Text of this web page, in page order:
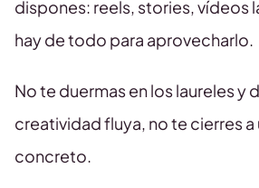
dispones: reels, stories, vídeos
hay de todo para aprovecharlo.
No te duermas en los laureles y
creatividad fluya, no te cierres
concreto.